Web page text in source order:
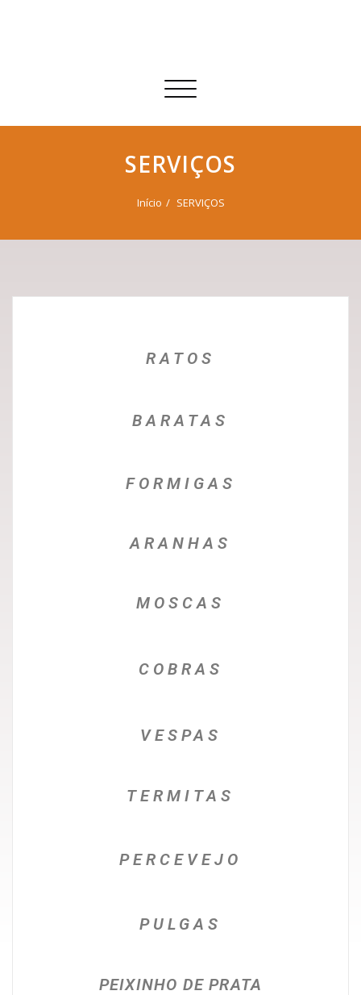
Toggle
SERVIÇOS
Início SERVIÇOS
RATOS
BARATAS
FORMIGAS
ARANHAS
MOSCAS
COBRAS
VESPAS
TERMITAS
PERCEVEJO
PULGAS
PEIXINHO DE PRATA